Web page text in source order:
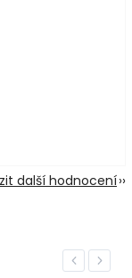
další hodnocení
Previous
Next